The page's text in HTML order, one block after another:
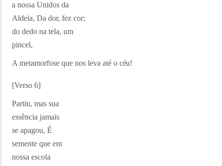
a nossa Unidos da
Aldeia, Da dor, fez cor;
do dedo na tela, um
pincel,
A metamorfose que nos leva até o céu!
[Verso 6]
Partiu, mas sua
essência jamais
se apagou, É
semente que em
nossa escola